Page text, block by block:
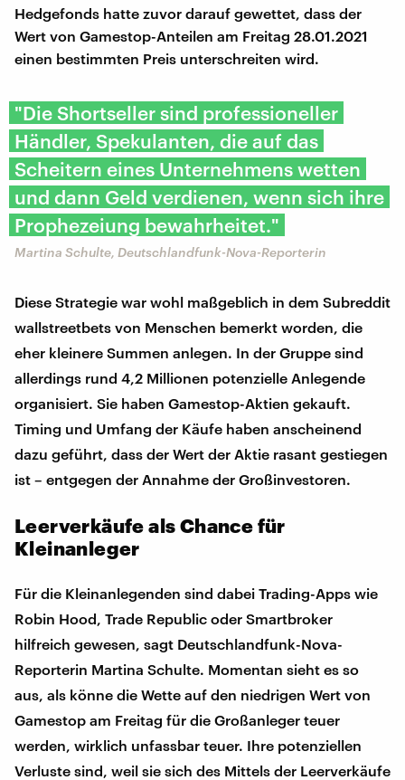
Hedgefonds hatte zuvor darauf gewettet, dass der
Wert von Gamestop-Anteilen am Freitag 28.01.2021
einen bestimmten Preis unterschreiten wird.
"Die Shortseller sind professioneller
Händler, Spekulanten, die auf das
Scheitern eines Unternehmens wetten
und dann Geld verdienen, wenn sich ihre
Prophezeiung bewahrheitet."
Martina Schulte, Deutschlandfunk-Nova-Reporterin
Diese Strategie war wohl maßgeblich in dem Subreddit
wallstreetbets von Menschen bemerkt worden, die
eher kleinere Summen anlegen. In der Gruppe sind
allerdings rund 4,2 Millionen potenzielle Anlegende
organisiert. Sie haben Gamestop-Aktien gekauft.
Timing und Umfang der Käufe haben anscheinend
dazu geführt, dass der Wert der Aktie rasant gestiegen
ist – entgegen der Annahme der Großinvestoren.
Leerverkäufe als Chance für
Kleinanleger
Für die Kleinanlegenden sind dabei Trading-Apps wie
Robin Hood, Trade Republic oder Smartbroker
hilfreich gewesen, sagt Deutschlandfunk-Nova-
Reporterin Martina Schulte. Momentan sieht es so
aus, als könne die Wette auf den niedrigen Wert von
Gamestop am Freitag für die Großanleger teuer
werden, wirklich unfassbar teuer. Ihre potenziellen
Verluste sind, weil sie sich des Mittels der Leerverkäufe